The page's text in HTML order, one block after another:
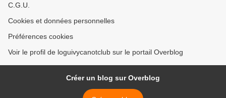
C.G.U.
Cookies et données personnelles
Préférences cookies
Voir le profil de loguivycanotclub sur le portail Overblog
Créer un blog sur Overblog